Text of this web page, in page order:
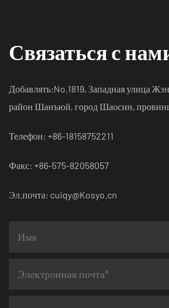
Связаться с
Добавлять:No.1819, Западная улица
район Шанъюй, город Шаосин,
Телефон: +86-18158752211
Факс: +86-575-82058057
Эл.почта: cuiqy@Kosyo.cn